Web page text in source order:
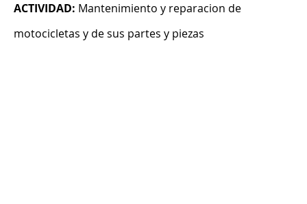
ACTIVIDAD: Mantenimiento y reparacion de
motocicletas y de sus partes y piezas